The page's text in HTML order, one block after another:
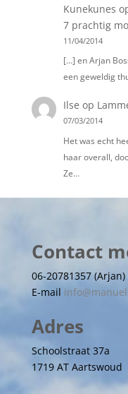
Kunekunes
7 prachtig
11/04/2014
[…] en Arjan
een geweldig
Ilse op
07/03/2014
Het was echt
haar overall,
Ze…
Contact
06-20781357
E-mail
Adres
Schoolstraat 37a
1719 AT Aartswoud